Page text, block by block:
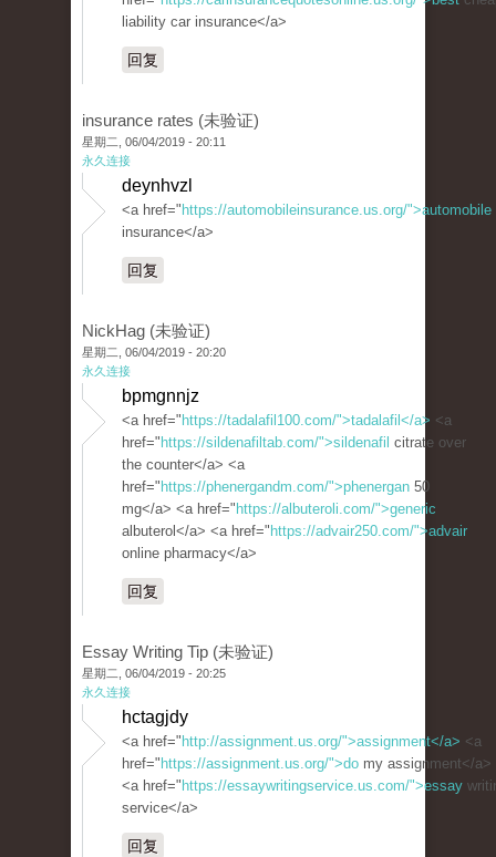
liability car insurance</a>
回复
insurance rates (未验证)
星期二, 06/04/2019 - 20:11
永久连接
deynhvzl
<a href=" https://automobileinsurance.us.org/">automobile
insurance</a>
回复
NickHag (未验证)
星期二, 06/04/2019 - 20:20
永久连接
bpmgnnjz
<a href=" https://tadalafil100.com/">tadalafil</a> <a
href=" https://sildenafiltab.com/">sildenafil citrate over
the counter</a> <a
href=" https://phenergandm.com/">phenergan 50
mg</a> <a href=" https://albuteroli.com/">generic
albuterol</a> <a href=" https://advair250.com/">advair
online pharmacy</a>
回复
Essay Writing Tip (未验证)
星期二, 06/04/2019 - 20:25
永久连接
hctagjdy
<a href=" http://assignment.us.org/">assignment</a> <a
href=" https://assignment.us.org/">do my assignment</a>
<a href=" https://essaywritingservice.us.com/">essay
service</a>
回复